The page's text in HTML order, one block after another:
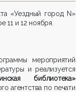
«Уездный город N»
11 и 12 ноября.
мероприятий
и реализуется
библиотека»
агентства по печати